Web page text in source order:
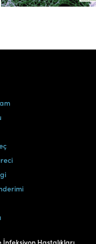
Cilt 39, Sayı 2
Hastalıkları